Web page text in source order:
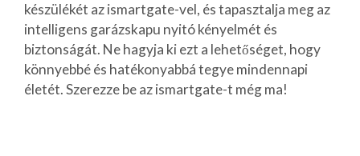
készülékét az ismartgate-vel, és tapasztalja meg az
intelligens garázskapu nyitó kényelmét és
biztonságát. Ne hagyja ki ezt a lehetőséget, hogy
könnyebbé és hatékonyabbá tegye mindennapi
életét. Szerezze be az ismartgate-t még ma!